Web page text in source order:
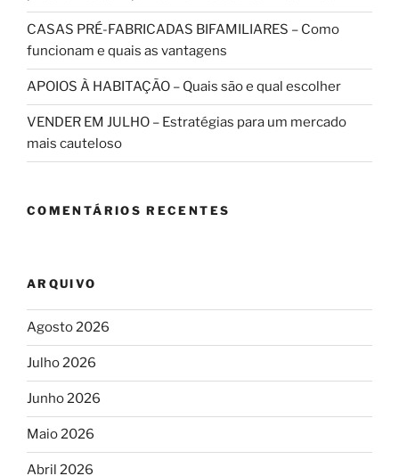
CASAS PRÉ-FABRICADAS BIFAMILIARES – Como
funcionam e quais as vantagens
APOIOS À HABITAÇÃO – Quais são e qual escolher
VENDER EM JULHO – Estratégias para um mercado
mais cauteloso
COMENTÁRIOS RECENTES
ARQUIVO
Agosto 2026
Julho 2026
Junho 2026
Maio 2026
Abril 2026